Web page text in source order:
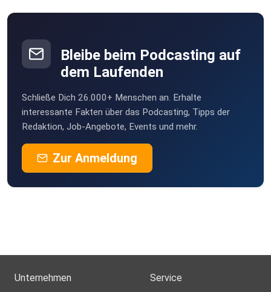
Berlin
xra7tx8h
Haselünne
München
Bleibe beim Podcasting auf
dem Laufenden
Schließe Dich 26.000+ Menschen an. Erhalte
interessante Fakten über das Podcasting, Tipps der
Redaktion, Job-Angebote, Events und mehr.
Zur Anmeldung
Unternehmen Service